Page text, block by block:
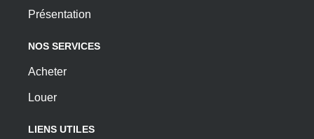
Présentation
NOS SERVICES
Acheter
Louer
LIENS UTILES